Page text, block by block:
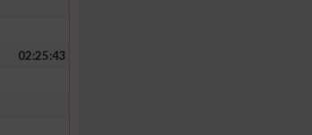
02:25:43